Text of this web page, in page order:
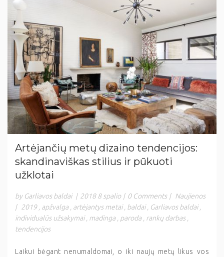
Artėjančių metų dizaino tendencijos:
skandinaviškas stilius ir pūkuoti
užklotai
by Garliavos baldai | 2018 8 spalio | 0 Comments | Naujienos
|
2019 apžvalga artėjantys metai baldai Garliavos baldai
individualūs užsakymai
madinga paroda rankų darbas
tendencijos
Laikui bėgant nenumaldomai, o iki naujų metų likus vos